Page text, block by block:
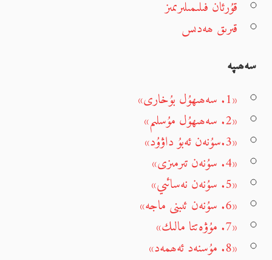
قۇرئان فىلىمىلىرىمىز
قىرىق ھەدىس
سەھىپە
«1. سەھىھۇل بۇخارى»
«2. سەھىھۇل مۇسلىم»
«3.سۇنەن ئەبۇ داۋۇد»
«4. سۇنەن تىرمىزى»
«5. سۇنەن نەسائىي»
«6. سۇنەن ئىبنى ماجە»
«7. مۇۋەتتا مالىك»
«8. مۇسنەد ئەھمەد»